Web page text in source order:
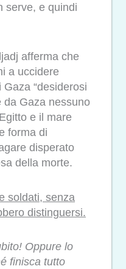
serve, e quindi
afferma che
a uccidere
“desiderosi
da Gaza nessuno
e il mare
forma di
disperato
della morte.
soldati, senza
distinguersi.
Oppure lo
finisca tutto